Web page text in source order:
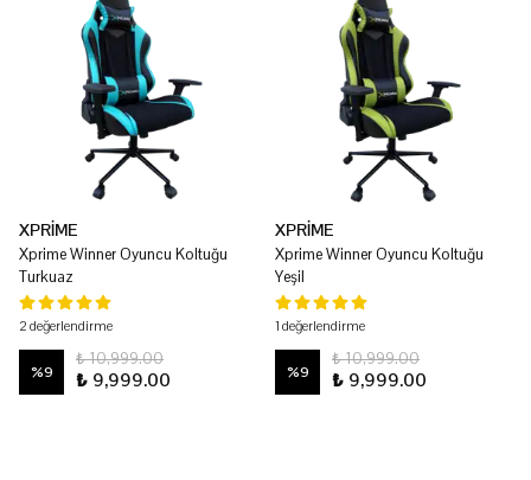
XPRİME
Xprime Winner Oyuncu Koltuğu
Turkuaz
2 değerlendirme
%9
₺ 10,999.00
₺ 9,999.00
XPRİME
Xprime Winner Oyuncu Koltuğu
Yeşil
1 değerlendirme
%9
₺ 10,999.00
₺ 9,999.00